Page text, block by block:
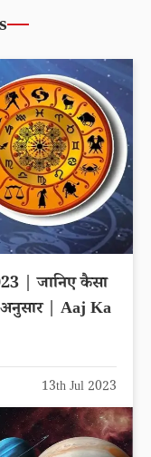
| जानिए कैसा
अनुसार | Aaj Ka
13th Jul 2023